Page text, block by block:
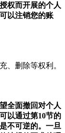
权而开展的个人
以注销您的账
、删除等权利。
全面撤回对个人
以通过第10节的
不可逆的。一旦